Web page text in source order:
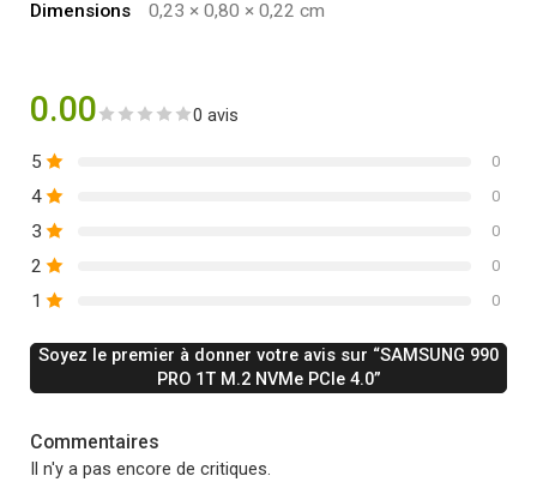
Dimensions
0,23 × 0,80 × 0,22 cm
0.00 0 avis
5 0
4 0
3 0
2 0
1 0
Soyez le premier à donner votre avis sur “SAMSUNG 990
PRO 1T M.2 NVMe PCIe 4.0”
Commentaires
Il n'y a pas encore de critiques.